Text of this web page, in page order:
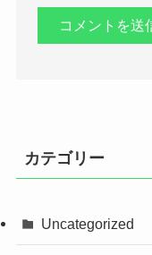
カテゴリー
Uncategorized